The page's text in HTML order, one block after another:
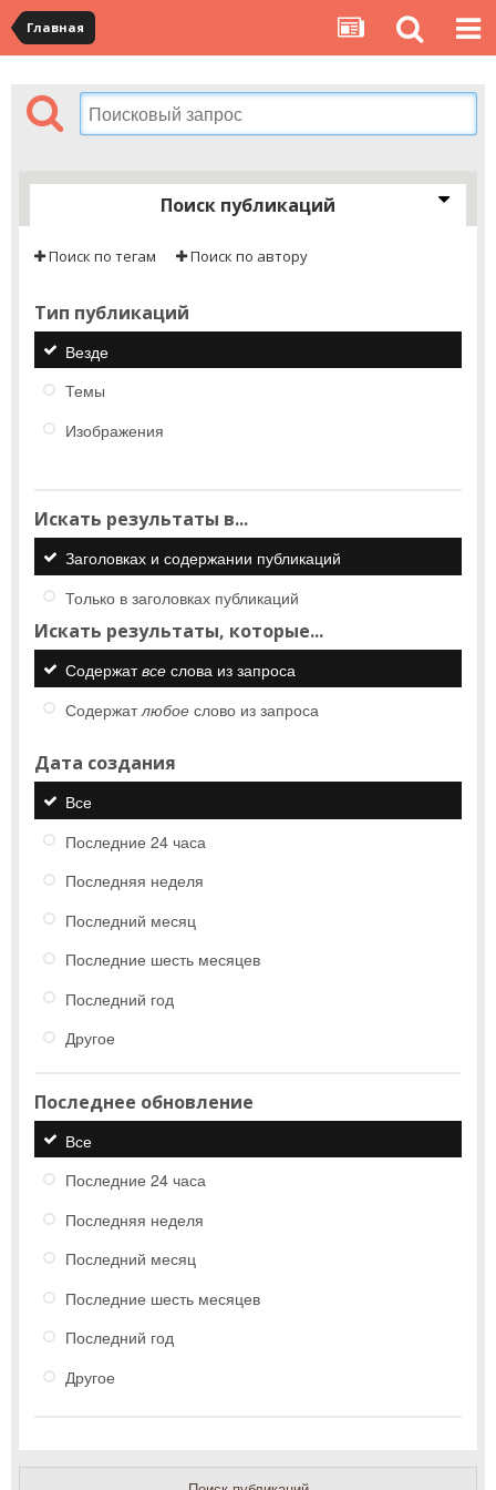
Главная
Поиск публикаций
Поиск по тегам Поиск по автору
Тип публикаций
Везде
Темы
Изображения
Искать результаты в...
Заголовках и содержании публикаций
Только в заголовках публикаций
Искать результаты, которые...
Содержатвсе слова из запроса
Содержатлюбое слово из запроса
Дата создания
Все
Последние 24 часа
Последняя неделя
Последний месяц
Последние шесть месяцев
Последний год
Другое
Последнее обновление
Все
Последние 24 часа
Последняя неделя
Последний месяц
Последние шесть месяцев
Последний год
Другое